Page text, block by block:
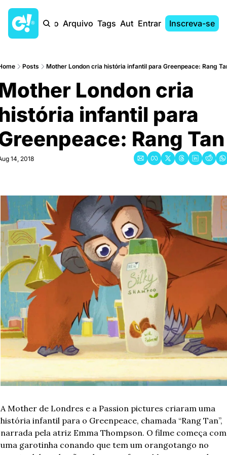
Início Arquivo Tags AutoresEntrar Inscreva-se
Posts Mother London cria história infantil para Greenpeace: Rang
London cria
infantil para
Rang Tan
14, 2018
A Mother de Londres e a Passion pictures criaram uma
história infantil para o Greenpeace, chamada “Rang Tan”,
narrada pela atriz Emma Thompson. O filme começa com
uma garotinha conando que tem um orangotango no